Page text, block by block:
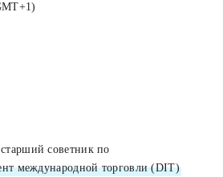
советник по
международной торговли (DIT)